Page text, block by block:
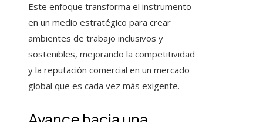
Este enfoque transforma el instrumento
en un medio estratégico para crear
ambientes de trabajo inclusivos y
sostenibles, mejorando la competitividad
y la reputación comercial en un mercado
global que es cada vez más exigente.